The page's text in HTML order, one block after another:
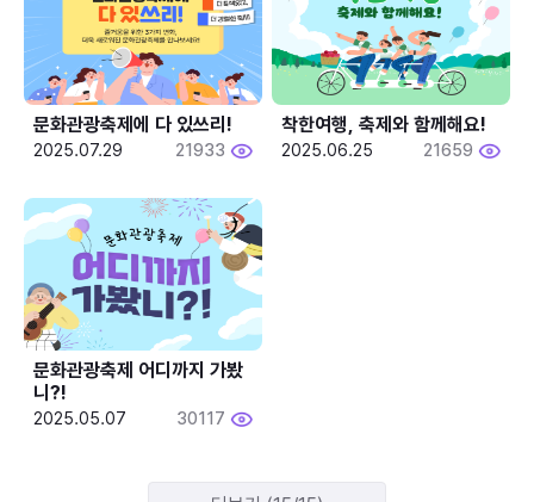
문화관광축제에 다 있쓰리!
2025.07.29 21933
착한여행, 축제와 함께해요!
2025.06.25 21659
문화관광축제 어디까지 가봤
니?!
2025.05.07 30117